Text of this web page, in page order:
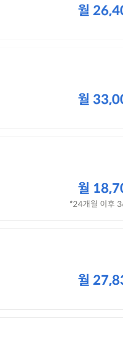
월
월
월
*24개월 이후
월